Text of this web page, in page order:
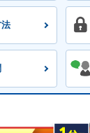
法